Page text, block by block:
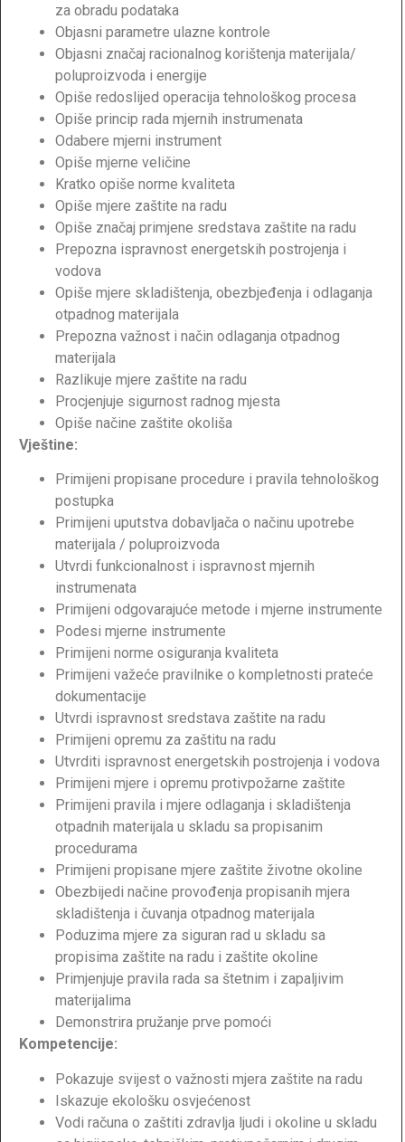
za obradu podataka
Objasni parametre ulazne kontrole
Objasni značaj racionalnog korištenja materijala/
poluproizvoda i energije
Opiše redoslijed operacija tehnološkog procesa
Opiše princip rada mjernih instrumenata
Odabere mjerni instrument
Opiše mjerne veličine
Kratko opiše norme kvaliteta
Opiše mjere zaštite na radu
Opiše značaj primjene sredstava zaštite na radu
Prepozna ispravnost energetskih postrojenja i
vodova
Opiše mjere skladištenja, obezbjeđenja i odlaganja
otpadnog materijala
Prepozna važnost i način odlaganja otpadnog
materijala
Razlikuje mjere zaštite na radu
Procjenjuje sigurnost radnog mjesta
Opiše načine zaštite okoliša
Vještine:
Primijeni propisane procedure i pravila tehnološkog
postupka
Primijeni uputstva dobavljača o načinu upotrebe
materijala / poluproizvoda
Utvrdi funkcionalnost i ispravnost mjernih
instrumenata
Primijeni odgovarajuće metode i mjerne instrumente
Podesi mjerne instrumente
Primijeni norme osiguranja kvaliteta
Primijeni važeće pravilnike o kompletnosti prateće
dokumentacije
Utvrdi ispravnost sredstava zaštite na radu
Primijeni opremu za zaštitu na radu
Utvrditi ispravnost energetskih postrojenja i vodova
Primijeni mjere i opremu protivpožarne zaštite
Primijeni pravila i mjere odlaganja i skladištenja
otpadnih materijala u skladu sa propisanim
procedurama
Primijeni propisane mjere zaštite životne okoline
Obezbijedi načine provođenja propisanih mjera
skladištenja i čuvanja otpadnog materijala
Poduzima mjere za siguran rad u skladu sa
propisima zaštite na radu i zaštite okoline
Primjenjuje pravila rada sa štetnim i zapaljivim
materijalima
Demonstrira pružanje prve pomoći
Kompetencije:
Pokazuje svijest o važnosti mjera zaštite na radu
Iskazuje ekološku osvjećenost
Vodi računa o zaštiti zdravlja ljudi i okoline u skladu